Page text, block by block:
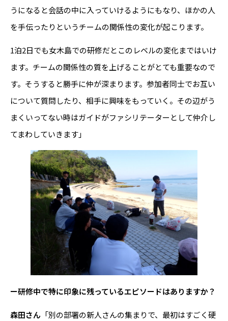
うになると会話の中に入っていけるようにもなり、ほかの人
を手伝ったりというチームの関係性の変化が起こります。
1泊2日でも女木島での研修だとこのレベルの変化まではいけ
ます。チームの関係性の質を上げることがとても重要なので
す。そうすると勝手に仲が深まります。参加者同士でお互い
について質問したり、相手に興味をもっていく。その辺がう
まくいってない時はガイドがファシリテーターとして仲介し
てまわしていきます」
ー研修中で特に印象に残っているエピソードはありますか？
森田さん 「別の部署の新人さんの集まりで、最初はすごく硬